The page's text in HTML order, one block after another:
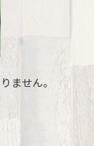
ません。